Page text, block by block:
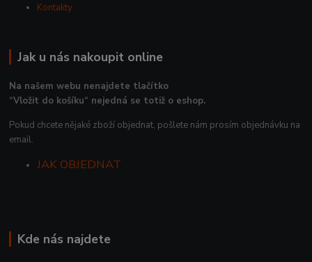
Kontakty
Jak u nás nakoupit online
Na našem webu nenajdete tlačítko
“Vložit do košíku“ nejedná se totiž o eshop.
Pokud chcete nějaké zboží objednat, pošlete nám prosím objednávku na
email.
JAK OBJEDNAT
Kde nás najdete